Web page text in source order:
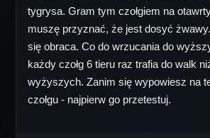
tygrysa. Gram tym czołgiem na
muszę przyznać, że jest dosyć
się obraca. Co do wrzucania do
każdy czołg 6 tieru raz trafia do walk
wyżyszych. Zanim się wypowiesz na
czołgu - najpierw go przetestuj.